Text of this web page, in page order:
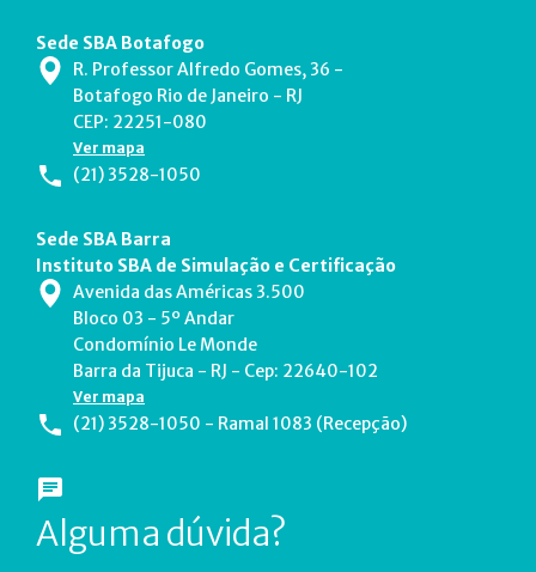
Sede SBA Botafogo
R. Professor Alfredo Gomes, 36 -
Botafogo Rio de Janeiro - RJ
CEP: 22251-080
Ver mapa
(21) 3528-1050
Sede SBA Barra
Instituto SBA de Simulação e Certificação
Avenida das Américas 3.500
Bloco 03 - 5º Andar
Condomínio Le Monde
Barra da Tijuca - RJ - Cep: 22640-102
Ver mapa
(21) 3528-1050 - Ramal 1083 (Recepção)
Alguma dúvida?